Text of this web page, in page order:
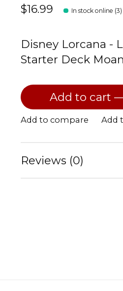
$16.99 In stock online (3)
Disney Lorcana -
Starter Deck
Add to compare Add
Reviews (0)